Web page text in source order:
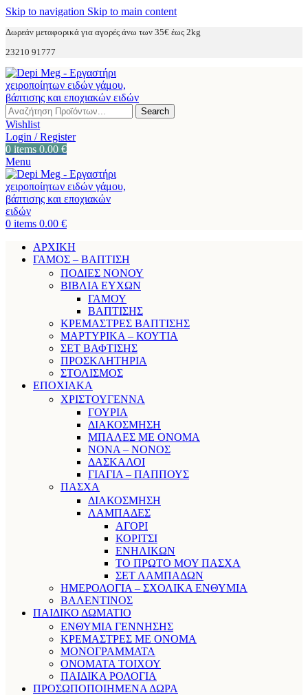
Skip to navigation Skip to main content
Δωρεάν μεταφορικά για αγορές άνω των 35€ έως 2kg
23210 91777
Search
Wishlist
Login / Register
0 items 0.00 €
Menu
0 items 0.00 €
ΑΡΧΙΚΗ
ΓΑΜΟΣ – ΒΑΠΤΙΣΗ
ΠΟΔΙΕΣ ΝΟΝΟΥ
ΒΙΒΛΙΑ ΕΥΧΩΝ
ΓΑΜΟΥ
ΒΑΠΤΙΣΗΣ
ΚΡΕΜΑΣΤΡΕΣ ΒΑΠΤΙΣΗΣ
ΜΑΡΤΥΡΙΚΑ – ΚΟΥΤΙΑ
ΣΕΤ ΒΑΦΤΙΣΗΣ
ΠΡΟΣΚΛΗΤΗΡΙΑ
ΣΤΟΛΙΣΜΟΣ
ΕΠΟΧΙΑΚΑ
ΧΡΙΣΤΟΥΓΕΝΝΑ
ΓΟΥΡΙΑ
ΔΙΑΚΟΣΜΗΣΗ
ΜΠΑΛΕΣ ΜΕ ΟΝΟΜΑ
ΝΟΝΑ – ΝΟΝΟΣ
ΔΑΣΚΑΛΟΙ
ΓΙΑΓΙΑ – ΠΑΠΠΟΥΣ
ΠΑΣΧΑ
ΔΙΑΚΟΣΜΗΣΗ
ΛΑΜΠΑΔΕΣ
ΑΓΟΡΙ
ΚΟΡΙΤΣΙ
ΕΝΗΛΙΚΩΝ
ΤΟ ΠΡΩΤΟ ΜΟΥ ΠΑΣΧΑ
ΣΕΤ ΛΑΜΠΑΔΩΝ
ΗΜΕΡΟΛΟΓΙΑ – ΣΧΟΛΙΚΑ ΕΝΘΥΜΙΑ
ΒΑΛΕΝΤΙΝΟΣ
ΠΑΙΔΙΚΟ ΔΩΜΑΤΙΟ
ΕΝΘΥΜΙΑ ΓΕΝΝΗΣΗΣ
ΚΡΕΜΑΣΤΡΕΣ ΜΕ ΟΝΟΜΑ
ΜΟΝΟΓΡΑΜΜΑΤΑ
ΟΝΟΜΑΤΑ ΤΟΙΧΟΥ
ΠΑΙΔΙΚΑ ΡΟΛΟΓΙΑ
ΠΡΟΣΩΠΟΠΟΙΗΜΕΝΑ ΔΩΡΑ